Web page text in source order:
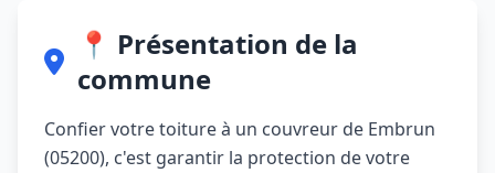
📍 Présentation de la
commune
Confier votre toiture à un couvreur de Embrun
(05200), c'est garantir la protection de votre